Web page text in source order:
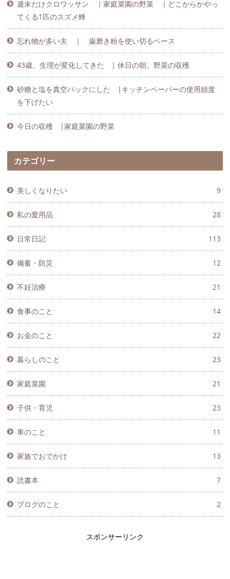
週末だけクロワッサン ｜家庭菜園の野菜 ｜どこからかやっ
てくる1匹のスズメ蜂
忘れ物が多い夫 ｜ 歯磨き粉を使い切るペース
43歳、生理が変化してきた | 休日の朝。野菜の収穫
砂糖と塩を真空パックにした |キッチンペーパーの使用頻度
を下げたい
今日の収穫 |家庭菜園の野菜
カテゴリー
美しくなりたい 9
私の愛用品 28
日常日記 113
備蓄・防災 12
不妊治療 21
食事のこと 14
お金のこと 22
暮らしのこと 23
家庭菜園 21
子供・育児 23
車のこと 11
家族でおでかけ 13
読書本 7
ブログのこと 2
スポンサーリンク